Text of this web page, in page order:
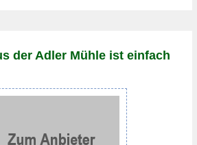
der Adler Mühle ist einfach